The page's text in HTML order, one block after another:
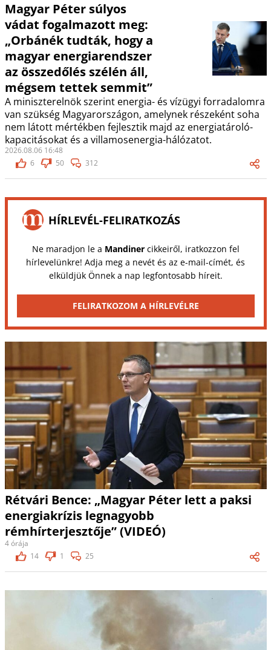
Magyar Péter súlyos
vádat fogalmazott meg:
„Orbánék tudták, hogy a
magyar energiarendszer
az összedőlés szélén áll,
mégsem tettek semmit”
A miniszterelnök szerint energia- és vízügyi forradalomra
van szükség Magyarországon, amelynek részeként soha
nem látott mértékben fejlesztik majd az energiatároló-
kapacitásokat és a villamosenergia-hálózatot.
2026.08.06 16:48
6
50 312
HÍRLEVÉL-FELIRATKOZÁS
Ne maradjon le a Mandinercikkeiről, iratkozzon fel
hírlevelünkre! Adja meg a nevét és az e-mail-címét, és
elküldjük Önnek a nap legfontosabb híreit.
FELIRATKOZOM A HÍRLEVÉLRE
Rétvári Bence: „Magyar Péter lett a paksi
energiakrízis legnagyobb
rémhírterjesztője” (VIDEÓ)
4 órája
14
1 25